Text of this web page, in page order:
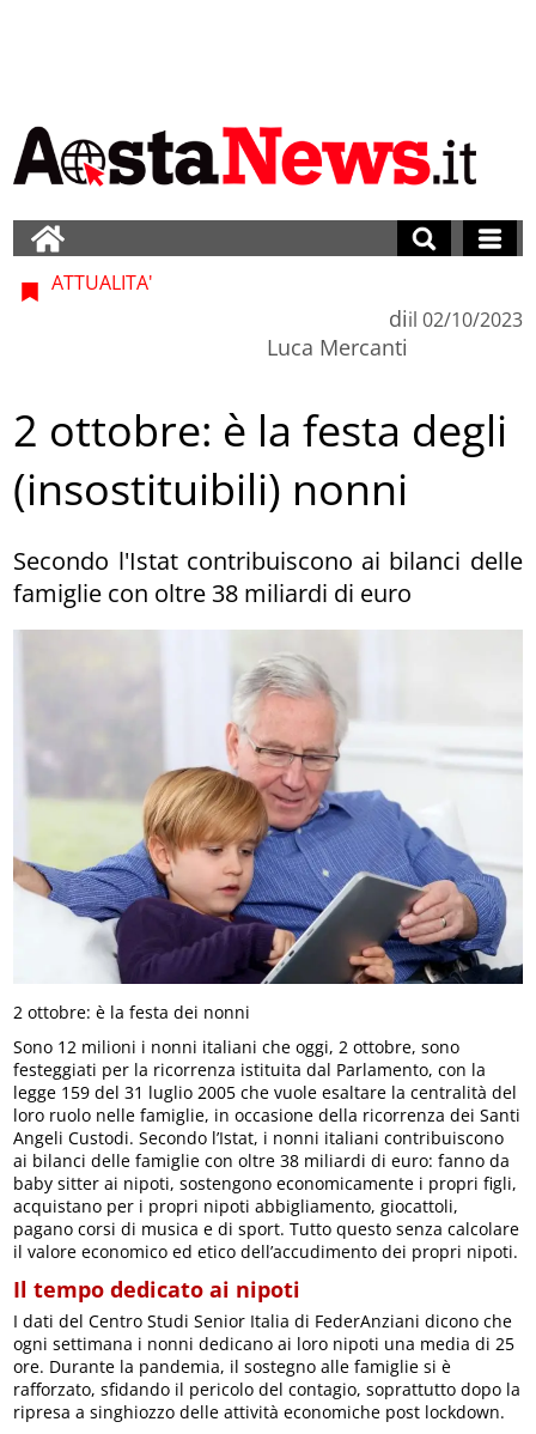
ATTUALITA'
di
Luca Mercanti
il 02/10/2023
2 ottobre: è la festa degli
(insostituibili) nonni
Secondo l'Istat contribuiscono ai bilanci delle
famiglie con oltre 38 miliardi di euro
2 ottobre: è la festa dei nonni
Sono 12 milioni i nonni italiani che oggi, 2 ottobre, sono
festeggiati per la ricorrenza istituita dal Parlamento, con la
legge 159 del 31 luglio 2005 che vuole esaltare la centralità del
loro ruolo nelle famiglie, in occasione della ricorrenza dei Santi
Angeli Custodi. Secondo l’Istat, i nonni italiani contribuiscono
ai bilanci delle famiglie con oltre 38 miliardi di euro: fanno da
baby sitter ai nipoti, sostengono economicamente i propri figli,
acquistano per i propri nipoti abbigliamento, giocattoli,
pagano corsi di musica e di sport. Tutto questo senza calcolare
il valore economico ed etico dell’accudimento dei propri nipoti.
Il tempo dedicato ai nipoti
I dati del Centro Studi Senior Italia di FederAnziani dicono che
ogni settimana i nonni dedicano ai loro nipoti una media di 25
ore. Durante la pandemia, il sostegno alle famiglie si è
rafforzato, sfidando il pericolo del contagio, soprattutto dopo la
ripresa a singhiozzo delle attività economiche post lockdown.